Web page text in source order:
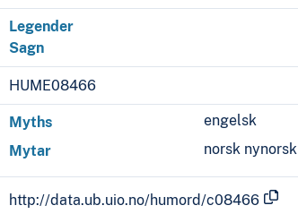
Legender
Sagn
HUME08466
engelsk
Myths
norsk nynorsk
Mytar
http://data.ub.uio.no/humord/c08466